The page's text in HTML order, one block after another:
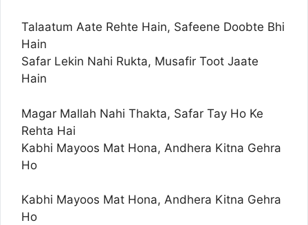
Talaatum Aate Rehte Hain, Safeene Doobte Bhi
Hain
Safar Lekin Nahi Rukta, Musafir Toot Jaate
Hain
Magar Mallah Nahi Thakta, Safar Tay Ho Ke
Rehta Hai
Kabhi Mayoos Mat Hona, Andhera Kitna Gehra
Ho
Kabhi Mayoos Mat Hona, Andhera Kitna Gehra
Ho